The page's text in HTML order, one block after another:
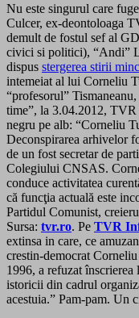
Nu este singurul care
Culcer, ex-deontoloaga
demult de fostul sef al
civici si politici), “Andi”
dispus stergerea stirii
intemeiat al lui Corneliu
“profesorul”
time”, la 3.04.2012, TVR
negru pe alb: “Corneliu
Deconspirarea arhivelor
de un fost secretar de
Colegiului CNSAS.
conduce activitatea
că funcţia actuală este
Partidul Comunist,
Sursa: tvr.ro. Pe TVR
extinsa in care, ce
crestin-democrat
1996, a refuzat
istoricii din cadrul
acestuia.” Pam-pam. Un